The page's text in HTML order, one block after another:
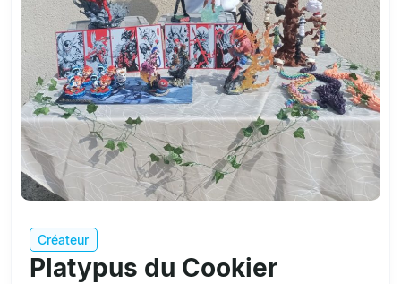
Créateur
Platypus du Cookier